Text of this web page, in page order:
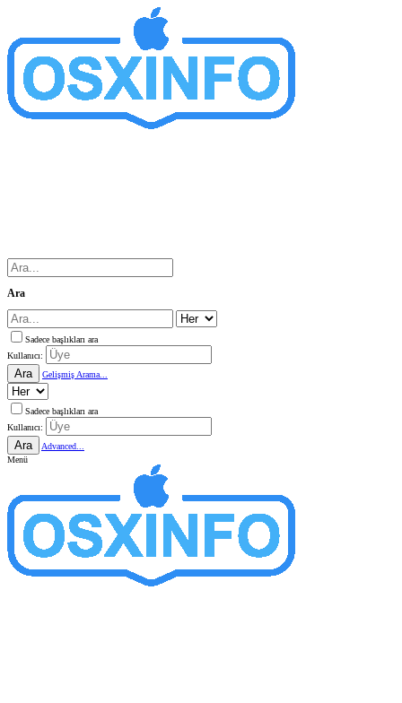
Ara
Sadece başlıkları ara
Kullanıcı:
Ara Gelişmiş Arama...
Sadece başlıkları ara
Kullanıcı:
Ara
Advanced...
Menü